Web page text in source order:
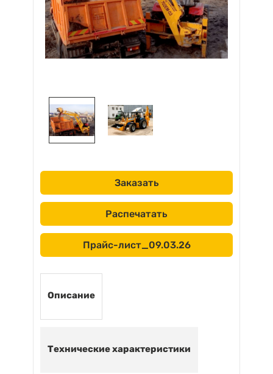
Заказать
Распечатать
Прайс-лист_09.03.26
Описание
Технические характеристики